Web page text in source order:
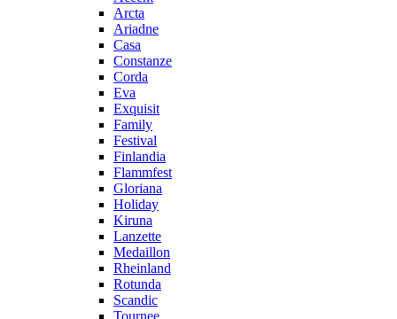
Arcta
Ariadne
Casa
Constanze
Corda
Eva
Exquisit
Family
Festival
Finlandia
Flammfest
Gloriana
Holiday
Kiruna
Lanzette
Medaillon
Rheinland
Rotunda
Scandic
Tournee